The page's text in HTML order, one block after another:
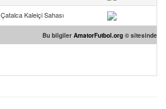
Çatalca Kaleiçi Sahası
Bu bilgiler AmatorFutbol.org© sitesinden